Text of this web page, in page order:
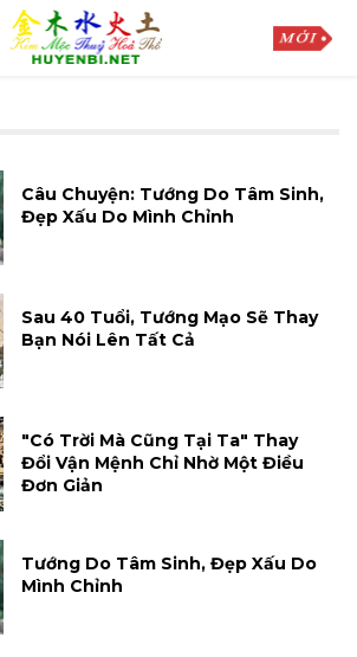
Câu Chuyện: Tướng Do Tâm Sinh,
Đẹp Xấu Do Mình Chỉnh
Sau 40 Tuổi, Tướng Mạo Sẽ Thay
Bạn Nói Lên Tất Cả
"Có Trời Mà Cũng Tại Ta" Thay
Đổi Vận Mệnh Chỉ Nhờ Một Điều
Đơn Giản
Tướng Do Tâm Sinh, Đẹp Xấu Do
Mình Chỉnh